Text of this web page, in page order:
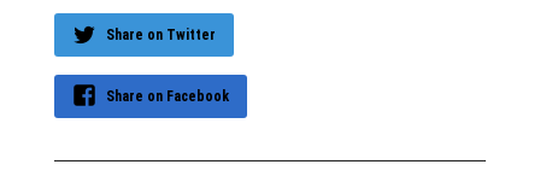
Share on Twitter
Share on Facebook